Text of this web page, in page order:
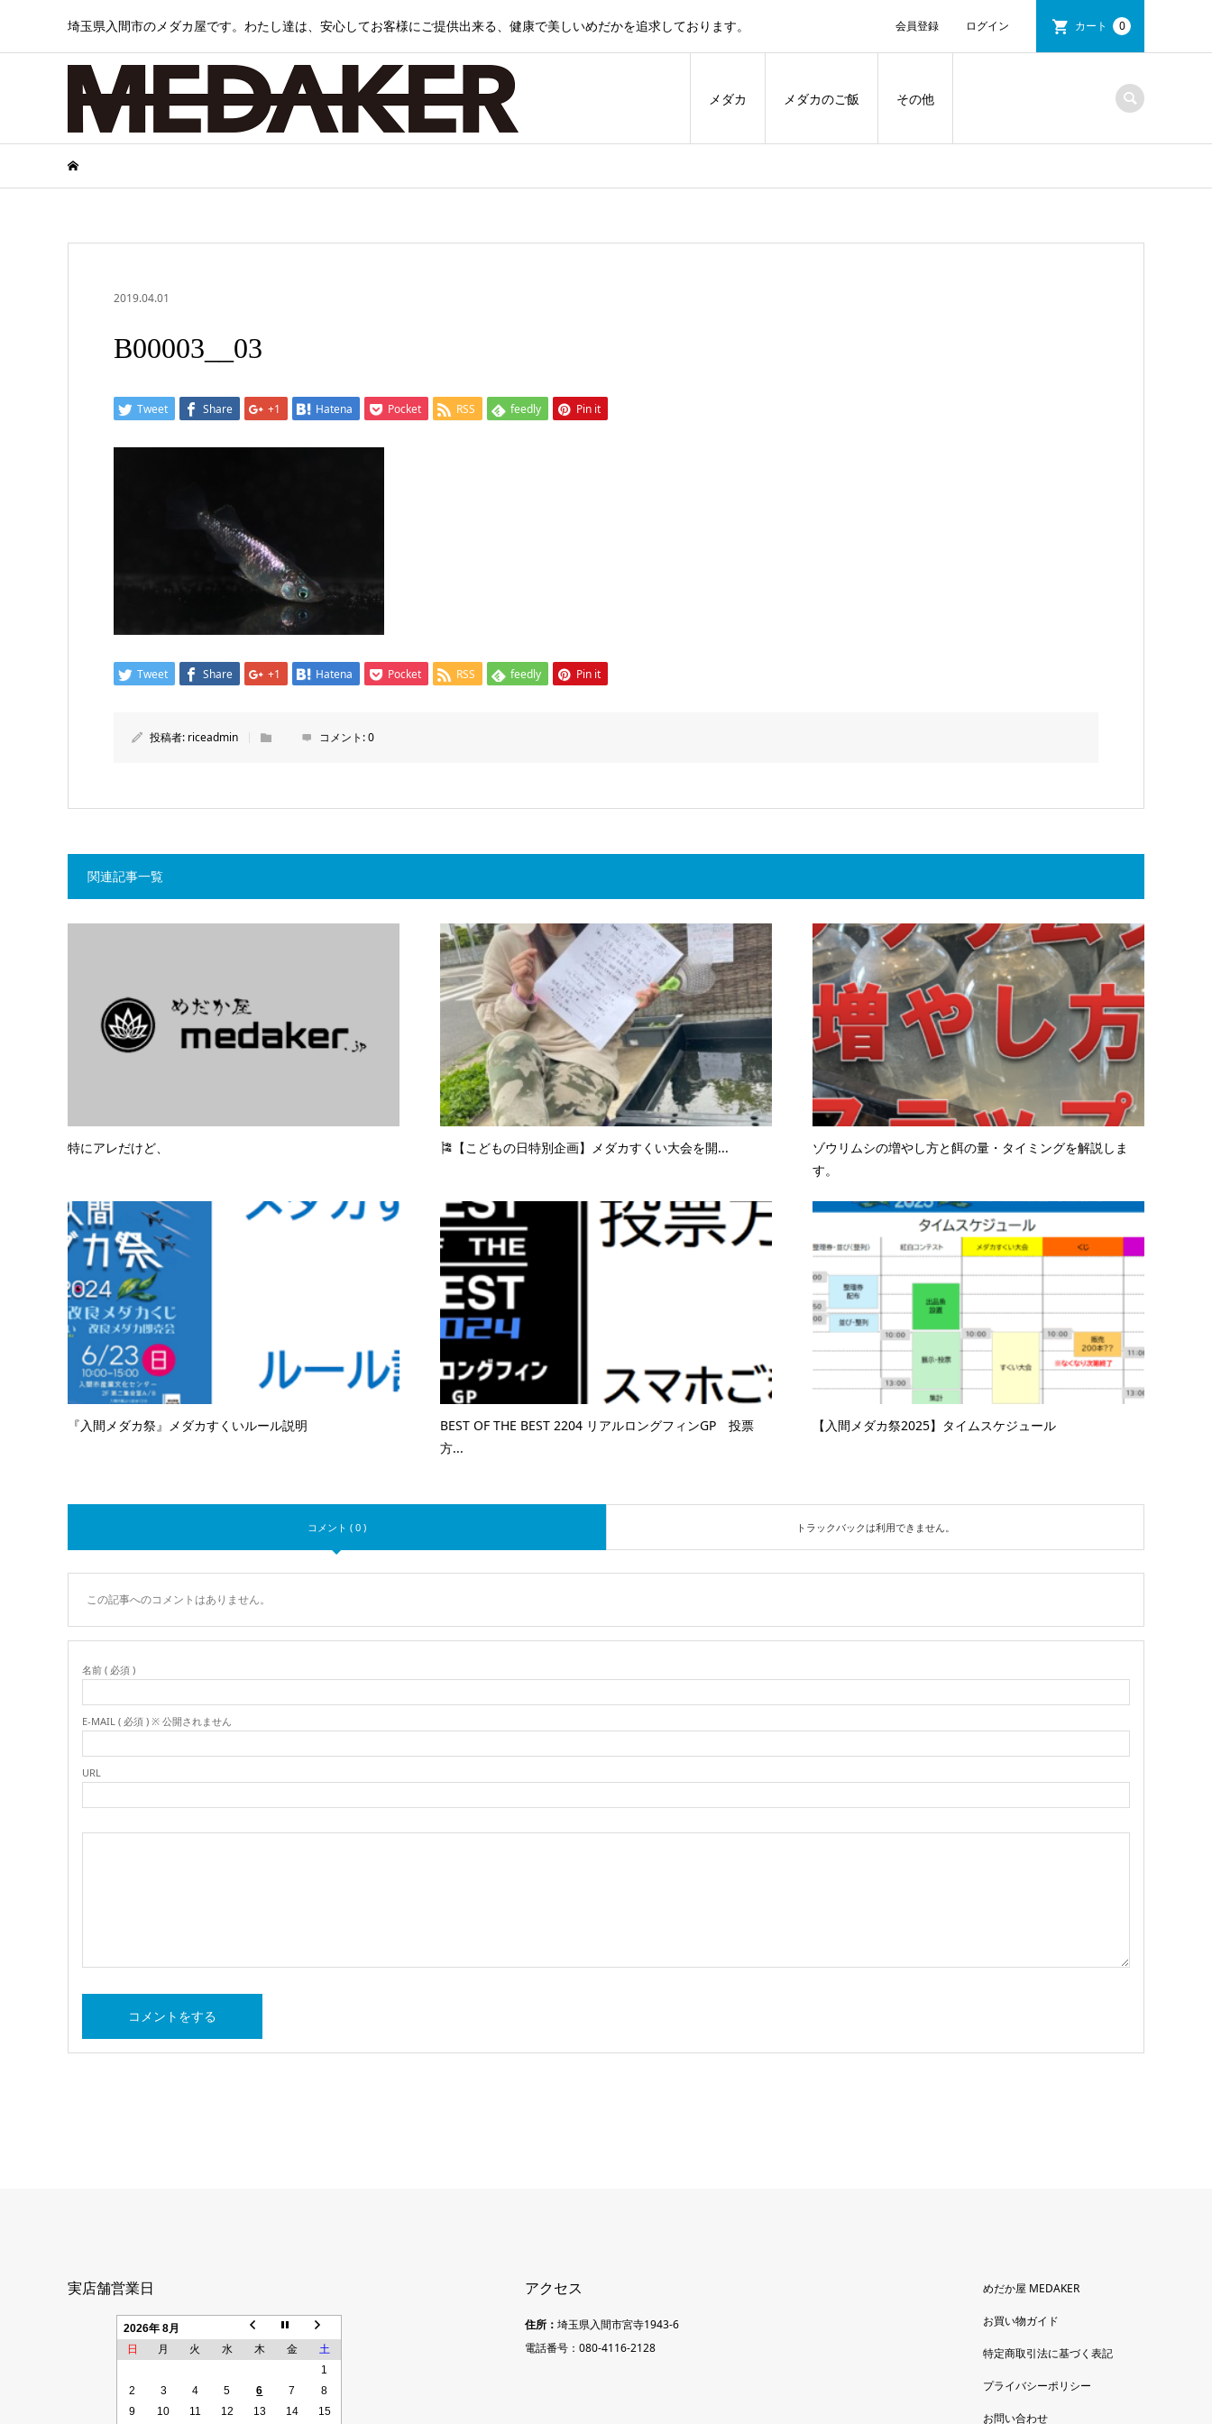
埼玉県入間市のメダカ屋です。わたし達は、安心してお客様にご提供出来る、健康で美しいめだかを追求しております。 会員登録 ログイン カート 0
メダカ メダカのご飯 その他
2019.04.01
B00003__03
Tweet Share +1 Hatena Pocket RSS feedly Pin it
Tweet Share +1 Hatena Pocket RSS feedly Pin it
投稿者: riceadmin コメント:0
関連記事一覧
特にアレだけど、 🎏【こどもの日特別企画】メダカすくい大会を開...
ゾウリムシの増やし方と餌の量・タイミングを解説しま
す。
『入間メダカ祭』メダカすくいルール説明
BEST OF THE BEST 2204 リアルロングフィンGP 投票
方...
【入間メダカ祭2025】タイムスケジュール
コメント ( 0 ) トラックバックは利用できません。
この記事へのコメントはありません。
名前 ( 必須 )
E-MAIL ( 必須 ) ※ 公開されません
URL
実店舗営業日
2026年 8月
日
月 火 水 木 金
土
1
2
3 4 5 6 7
8
9
10 11 12 13 14 15
アクセス
住所：埼玉県入間市宮寺1943-6
電話番号：080-4116-2128
めだか屋 MEDAKER
お買い物ガイド
特定商取引法に基づく表記
プライバシーポリシー
お問い合わせ